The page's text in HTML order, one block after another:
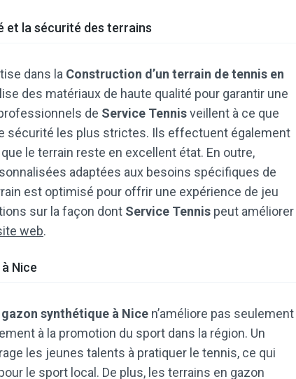
et la sécurité des terrains
dans la Construction d’un terrain de tennis en
des matériaux de haute qualité pour garantir une
de Service Tennisveillent à ce que
sécurité les plus strictes. Ils effectuent également
le terrain reste en excellent état. En outre,
adaptées aux besoins spécifiques de
est optimisé pour offrir une expérience de jeu
sur la façon dont Service Tennis peut améliorer
web.
Nice
synthétique à Nice n’améliore pas seulement
à la promotion du sport dans la région. Un
les jeunes talents à pratiquer le tennis, ce qui
le sport local. De plus, les terrains en gazon